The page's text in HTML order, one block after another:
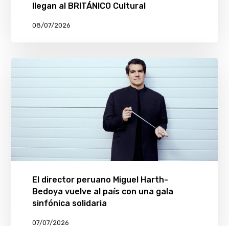
llegan al BRITÁNICO Cultural
08/07/2026
El director peruano Miguel Harth-
Bedoya vuelve al país con una gala
sinfónica solidaria
07/07/2026